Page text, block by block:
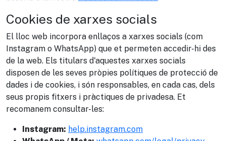
Cookies de xarxes socials
El lloc web incorpora enllaços a xarxes socials (com
Instagram o WhatsApp) que et permeten accedir-hi des
de la web. Els titulars d'aquestes xarxes socials
disposen de les seves pròpies polítiques de protecció de
dades i de cookies, i són responsables, en cada cas, dels
seus propis fitxers i pràctiques de privadesa. Et
recomanem consultar-les:
Instagram: help.instagram.com